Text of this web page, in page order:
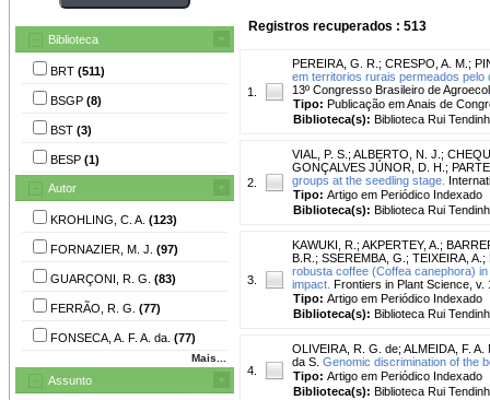
Biblioteca
BRT (511)
BSGP (8)
BST (3)
BESP (1)
Autor
KROHLING, C. A. (123)
FORNAZIER, M. J. (97)
GUARÇONI, R. G. (83)
FERRÃO, R. G. (77)
FONSECA, A. F. A. da. (77)
Mais...
Assunto
Registros recuperados : 513
1.
PEREIRA, G. R. ; CRESPO, A. M. ;
em territorios rurais permeados pelo
13º Congresso Brasileiro de
Tipo: Publicação em Anais de
Biblioteca(s): Biblioteca Rui
2.
VIAL, P. S. ; ALBERTO, N. J. ;
GONÇALVES JÚNOR, D. H. ;
groups at the seedling stage.
Tipo: Artigo em Periódico Indexado
Biblioteca(s): Biblioteca Rui
3.
KAWUKI, R. ; AKPERTEY, A. ;
B.R. ; SSEREMBA, G. ; TEIXEIRA, A. ;
robusta coffee (Coffea canephora)
impact. Frontiers in Plant Science, v.
Tipo: Artigo em Periódico Indexado
Biblioteca(s): Biblioteca Rui
4.
OLIVEIRA, R. G. de; ALMEIDA, F. A.
da S. Genomic discrimination of the
Tipo: Artigo em Periódico Indexado
Biblioteca(s): Biblioteca Rui